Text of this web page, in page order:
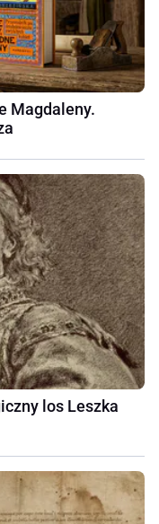
Magdaleny.
los Leszka